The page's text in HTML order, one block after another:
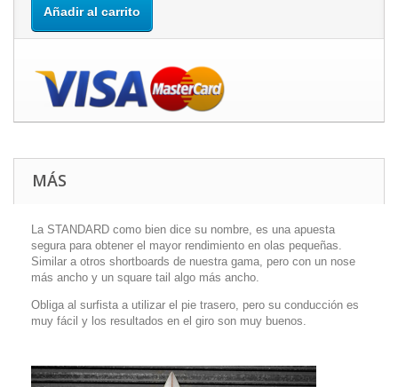
Añadir al carrito
MÁS
La STANDARD como bien dice su nombre, es una apuesta
segura para obtener el mayor rendimiento en olas pequeñas.
Similar a otros shortboards de nuestra gama, pero con un nose
más ancho y un square tail algo más ancho.
Obliga al surfista a utilizar el pie trasero, pero su conducción es
muy fácil y los resultados en el giro son muy buenos.